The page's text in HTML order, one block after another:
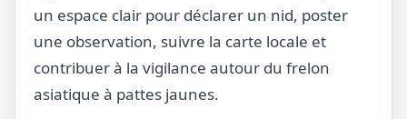
un espace clair pour déclarer un nid, poster
une observation, suivre la carte locale et
contribuer à la vigilance autour du frelon
asiatique à pattes jaunes.